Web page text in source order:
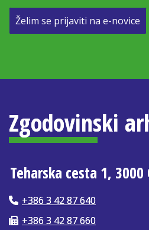
Želim se prijaviti na e-novice
Zgodovinski
Teharska cesta 1, 3000
+386 3 42 87 640
+386 3 42 87 660